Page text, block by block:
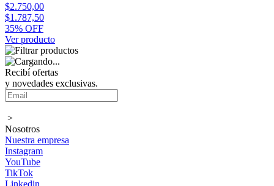
$2.750,00
$1.787,50
35% OFF
Ver producto
Recibí ofertas
y novedades exclusivas.
>
Nosotros
Nuestra empresa
Instagram
YouTube
TikTok
Linkedin